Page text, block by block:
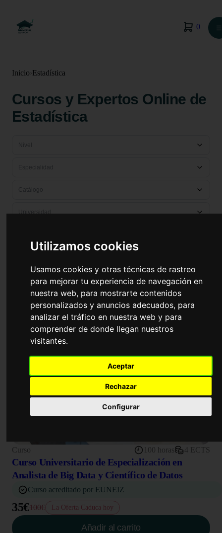
Utilizamos cookies
Usamos cookies y otras técnicas de rastreo
para mejorar tu experiencia de navegación en
nuestra web, para mostrarte contenidos
personalizados y anuncios adecuados, para
analizar el tráfico en nuestra web y para
comprender de donde llegan nuestros
visitantes.
Aceptar
Rechazar
Configurar
0 ☰
Inicio ›Estadística
Cursos y Expertos Online de
Estadística
Especialidad
Catálogo
Universidad
Formación puntuable y baremable en
tu bolsa y oposición de Estadística
Curso 100 horas 4 ECTS
Curso Universitario de Especialización en
Analista de Big Data y Científico de Datos
Curso acreditado por EUNEIZ
35€100€ La Oferta Caduca hoy
Añadir al carrito